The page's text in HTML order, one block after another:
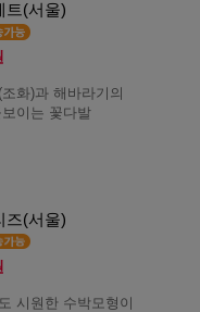
트(서울)
화)과 해바라기의
이는 꽃다발
즈(서울)
시원한 수박모형이